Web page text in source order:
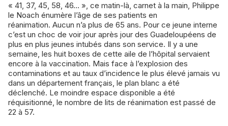
« 41, 37, 45, 58, 46… », ce matin-là, carnet à la main, Philippe
le Noach énumère l’âge de ses patients en
réanimation. Aucun n’a plus de 65 ans. Pour ce jeune interne
c’est un choc de voir jour après jour des Guadeloupéens de
plus en plus jeunes intubés dans son service. Il y a une
semaine, les huit boxes de cette aile de l’hôpital servaient
encore à la vaccination. Mais face à l’explosion des
contaminations et au taux d’incidence le plus élevé jamais vu
dans un département français, le plan blanc a été
déclenché. Le moindre espace disponible a été
réquisitionné, le nombre de lits de réanimation est passé de
22 à 57.